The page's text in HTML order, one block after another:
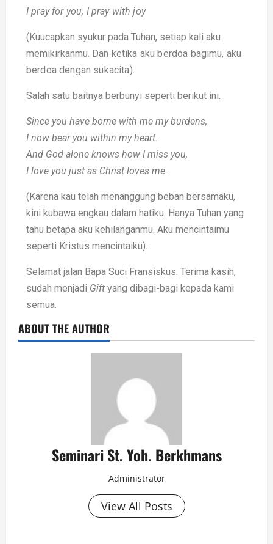
I pray for you, I pray with joy
(Kuucapkan syukur pada Tuhan, setiap kali aku
memikirkanmu. Dan ketika aku berdoa bagimu, aku
berdoa dengan sukacita).
Salah satu baitnya berbunyi seperti berikut ini.
Since you have borne with me my burdens,
I now bear you within my heart.
And God alone knows how I miss you,
I love you just as Christ loves me.
(Karena kau telah menanggung beban bersamaku,
kini kubawa engkau dalam hatiku. Hanya Tuhan yang
tahu betapa aku kehilanganmu. Aku mencintaimu
seperti Kristus mencintaiku).
Selamat jalan Bapa Suci Fransiskus. Terima kasih,
sudah menjadi Gift yang dibagi-bagi kepada kami
semua.
ABOUT THE AUTHOR
Seminari St. Yoh. Berkhmans
Administrator
View All Posts